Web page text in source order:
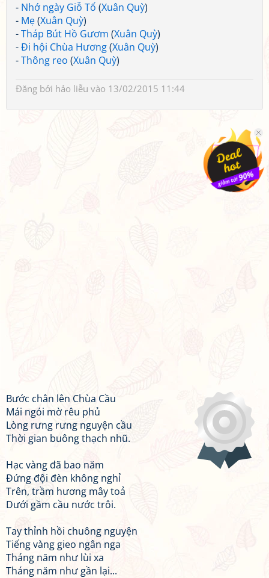
- Nhớ ngày Giỗ Tổ (Xuân Quỳ)
- Mẹ(Xuân Quỳ)
-Tháp Bút Hồ Gươm (Xuân Quỳ)
-Đi hội Chùa Hương(Xuân Quỳ)
-Thông reo (Xuân Quỳ)
Đăng bởi hảo liễu vào 13/02/2015 11:44
Bước chân lên Chùa Cầu
Mái ngói mờ rêu phủ
Lòng rưng rưng nguyện cầu
Thời gian buông thạch nhũ.
Hạc vàng đã bao năm
Đứng đội đèn không nghỉ
Trên, trầm hương mây toả
Dưới gầm cầu nước trôi.
Tay thỉnh hồi chuông nguyện
Tiếng vàng gieo ngân nga
Tháng năm như lùi xa
Tháng năm như gần lại...